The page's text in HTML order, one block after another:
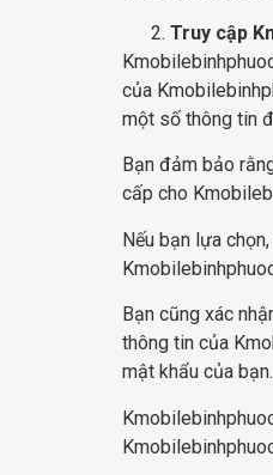
Truy cập
của
một số thông tin
Bạn đảm bảo
cấp cho
Nếu bạn lựa
Bạn cũng xác
thông tin của
mật khẩu của bạn.